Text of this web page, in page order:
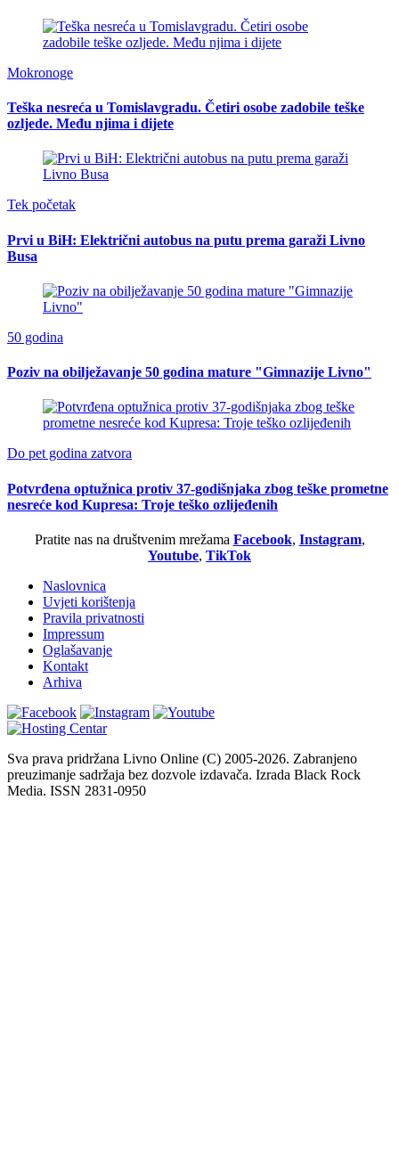
Mokronoge
Teška nesreća u Tomislavgradu. Četiri osobe zadobile teške
ozljede. Među njima i dijete
Tek početak
Prvi u BiH: Električni autobus na putu prema garaži Livno
Busa
50 godina
Poziv na obilježavanje 50 godina mature "Gimnazije Livno"
Do pet godina zatvora
Potvrđena optužnica protiv 37-godišnjaka zbog teške prometne
nesreće kod Kupresa: Troje teško ozlijeđenih
Pratite nas na društvenim mrežama Facebook, Instagram,
Youtube, TikTok
Naslovnica
Uvjeti korištenja
Pravila privatnosti
Impressum
Oglašavanje
Kontakt
Arhiva
Sva prava pridržana Livno Online (C) 2005-2026. Zabranjeno
preuzimanje sadržaja bez dozvole izdavača. Izrada Black Rock
Media. ISSN 2831-0950